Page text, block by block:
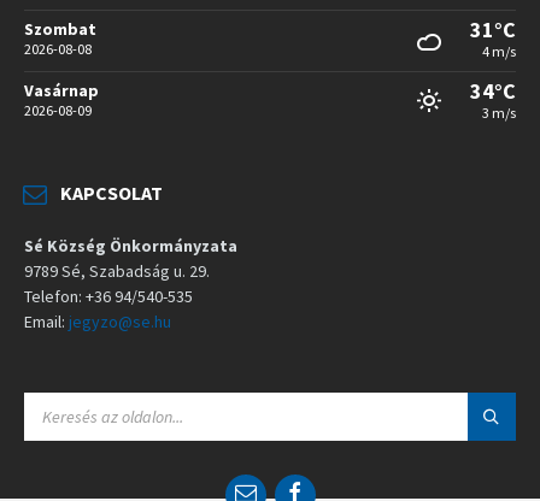
Szombat
2026-08-08
31°C
4 m/s
Vasárnap
2026-08-09
34°C
3 m/s
KAPCSOLAT
Sé Község Önkormányzata
9789 Sé, Szabadság u. 29.
Telefon: +36 94/540-535
Email: jegyzo@se.hu
A
E
F